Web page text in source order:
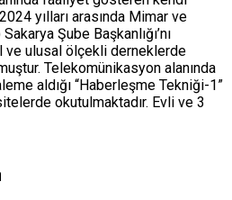
yılları arasında Mimar ve
Şube Başkanlığı’nı
ve ulusal ölçekli derneklerde
Telekomünikasyon alanında
aldığı “Haberleşme Tekniği-1”
okutulmaktadır. Evli ve 3